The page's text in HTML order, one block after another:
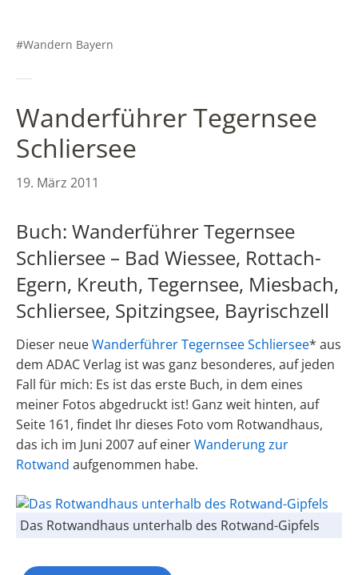
Wandern Bayern
Wanderführer Tegernsee
Schliersee
19. März 2011
Buch: Wanderführer Tegernsee
Schliersee – Bad Wiessee, Rottach-
Egern, Kreuth, Tegernsee, Miesbach,
Schliersee, Spitzingsee, Bayrischzell
Dieser neueWanderführer Tegernsee Schliersee* aus
dem ADAC Verlag ist was ganz besonderes, auf jeden
Fall für mich: Es ist das erste Buch, in dem eines
meiner Fotos abgedruckt ist! Ganz weit hinten, auf
Seite 161, findet Ihr dieses Foto vom Rotwandhaus,
das ich im Juni 2007 auf einerWanderung zur
Rotwand aufgenommen habe.
Das Rotwandhaus unterhalb des Rotwand-Gipfels